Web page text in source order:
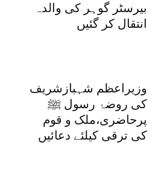
بیرسٹر گوہر کی والدہ
انتقال کر گئیں
وزیراعظم شہبازشریف
کی روضۂ رسول ﷺ
پرحاضری،ملک و قوم
کی ترقی کیلئے دعائیں